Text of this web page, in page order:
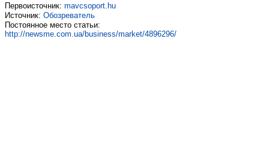
Первоисточник: mavcsoport.hu
Источник: Обозреватель
Постоянное место статьи:
http://newsme.com.ua/business/market/4896296/